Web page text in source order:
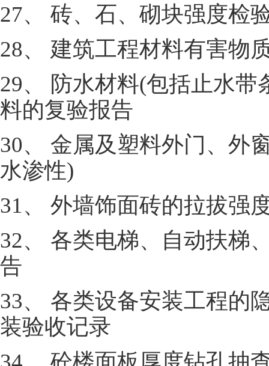
27、 砖、石、砌块强度检
28、 建筑工程材料有害物
29、 防水材料(包括止水
料的复验报告
30、 金属及塑料外门、外
水渗性)
31、 外墙饰面砖的拉拔强
32、 各类电梯、自动扶梯
告
33、 各类设备安装工程的
装验收记录